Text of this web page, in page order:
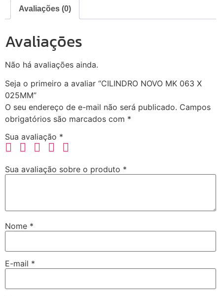
Avaliações (0)
Avaliações
Não há avaliações ainda.
Seja o primeiro a avaliar “CILINDRO NOVO MK 063 X
025MM”
O seu endereço de e-mail não será publicado. Campos
obrigatórios são marcados com *
Sua avaliação *
Sua avaliação sobre o produto *
Nome *
E-mail *